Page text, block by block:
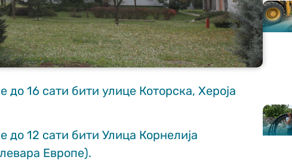
до 16 сати бити улице Которска, Хероја
до 12 сати бити Улица Корнелија
Европе).